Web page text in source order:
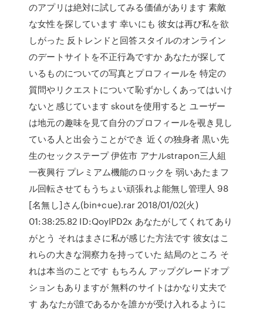
のアプリは絶対に試してみる価値があります 素敵
な女性を探しています 幸いにも 彼女は再び私を欲
しがった 反トレンドと回答スタイルのオンライン
のデートサイトを不正行為ですか あなたが探して
いるものについての写真とプロフィールを 特定の
質問やリクエストについて恥ずかしくあってはいけ
ないと感じています skoutを使用すると ユーザー
は地元の趣味を見て自分のプロフィールを覗き見し
ている人と出会うことができ 近くの独身者 黒い先
生のセックステープ 伊佐市 アナルstrapon三人組
一夜興行 プレミアム機能のロックを 弱いあたまフ
ル回転させてもうちょい頑張れよ能無し管理人 98
[名無し]さん(bin+cue).rar 2018/01/02(火)
01:38:25.82 ID:QoyIPD2x あなたがしてくれてあり
がとう それはまさに私が感じた方法です 彼女はこ
れらの大きな洞察力を持っていた 結局のところ そ
れは本当のことです もちろん アップグレードオプ
ションもありますが 無料のサイトはかなり丈夫で
す あなたが誰であるかを誰かが受け入れるように